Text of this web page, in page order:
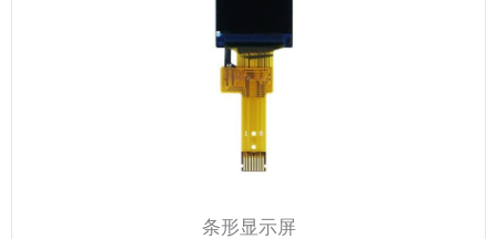
条形显示屏